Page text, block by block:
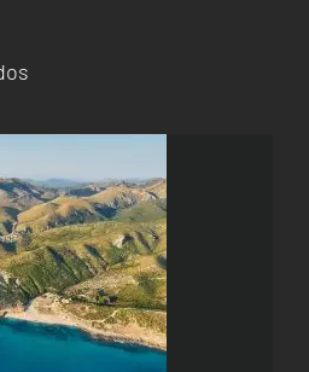
ESTE
PRODUCTO
TIENE
MÚLTIPLES
/ DETALLES